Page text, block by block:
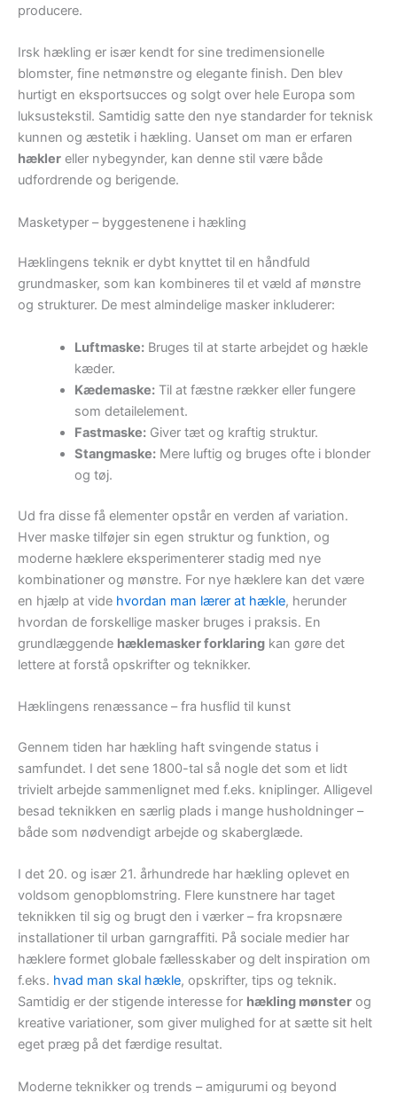
producere.
Irsk hækling er især kendt for sine tredimensionelle
blomster, fine netmønstre og elegante finish. Den blev
hurtigt en eksportsucces og solgt over hele Europa som
luksustekstil. Samtidig satte den nye standarder for teknisk
kunnen og æstetik i hækling. Uanset om man er erfaren
hækler eller nybegynder, kan denne stil være både
udfordrende og berigende.
Masketyper – byggestenene i hækling
Hæklingens teknik er dybt knyttet til en håndfuld
grundmasker, som kan kombineres til et væld af mønstre
og strukturer. De mest almindelige masker inkluderer:
Luftmaske:Bruges til at starte arbejdet og hækle
kæder.
Kædemaske:Til at fæstne rækker eller fungere
som detailelement.
Fastmaske:Giver tæt og kraftig struktur.
Stangmaske:Mere luftig og bruges ofte i blonder
og tøj.
Ud fra disse få elementer opstår en verden af variation.
Hver maske tilføjer sin egen struktur og funktion, og
moderne hæklere eksperimenterer stadig med nye
kombinationer og mønstre. For nye hæklere kan det være
en hjælp at vide hvordan man lærer at hækle, herunder
hvordan de forskellige masker bruges i praksis. En
grundlæggende hæklemasker forklaring kan gøre det
lettere at forstå opskrifter og teknikker.
Hæklingens renæssance – fra husflid til kunst
Gennem tiden har hækling haft svingende status i
samfundet. I det sene 1800-tal så nogle det som et lidt
trivielt arbejde sammenlignet med f.eks. kniplinger. Alligevel
besad teknikken en særlig plads i mange husholdninger –
både som nødvendigt arbejde og skaberglæde.
I det 20. og især 21. århundrede har hækling oplevet en
voldsom genopblomstring. Flere kunstnere har taget
teknikken til sig og brugt den i værker – fra kropsnære
installationer til urban garngraffiti. På sociale medier har
hæklere formet globale fællesskaber og delt inspiration om
f.eks. hvad man skal hækle, opskrifter, tips og teknik.
Samtidig er der stigende interesse for hækling mønster og
kreative variationer, som giver mulighed for at sætte sit helt
eget præg på det færdige resultat.
Moderne teknikker og trends – amigurumi og beyond